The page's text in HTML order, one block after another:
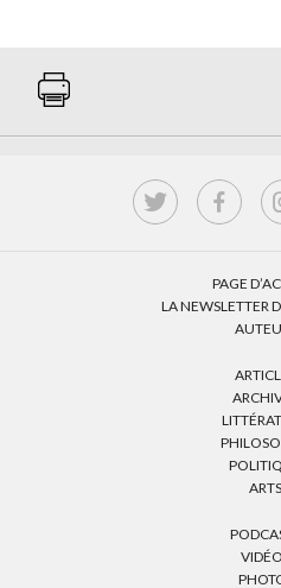
PAGE
LA NEWSLETTER
ARTS